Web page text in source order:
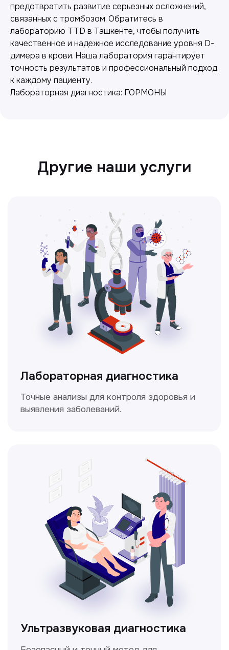
предотвратить развитие серьезных осложнений,
связанных с тромбозом. Обратитесь в
лабораторию TTD в Ташкенте, чтобы получить
качественное и надежное исследование уровня D-
димера в крови. Наша лаборатория гарантирует
точность результатов и профессиональный подход
к каждому пациенту.
Лабораторная диагностика: ГОРМОНЫ
Лабораторная диагностика
Точные анализы для контроля здоровья и
выявления заболеваний.
Ультразвуковая диагностика
Безопасный и точный метод для
обследования внутренних органов.
Доплерография
Метод ультразвуковой диагностики,
который используется для оценки
кровотока в сосудах.